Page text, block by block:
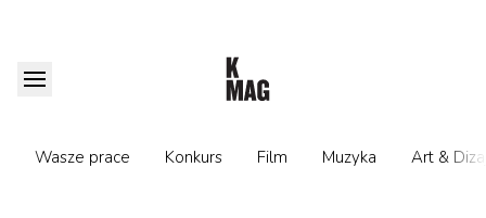
Wasze prace Konkurs Film Muzyka Art &